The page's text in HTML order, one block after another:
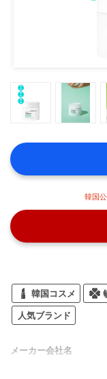
韓国
韓国コスメ
人気ブランド
メーカー会社名